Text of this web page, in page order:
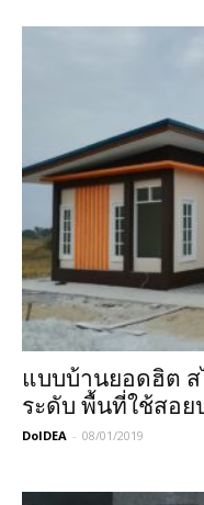
แบบบ้านยอดฮิต ส
ระดับ พื้นที่ใช้สอย
DoIDEA - 08/01/2019